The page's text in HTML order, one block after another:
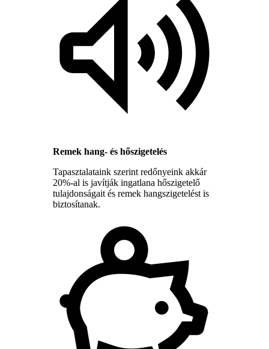
Remek hang- és hőszigetelés
Tapasztalataink szerint redőnyeink akkár
20%-al is javítják ingatlana hőszigetelő
tulajdonságait és remek hangszigetelést is
biztosítanak.